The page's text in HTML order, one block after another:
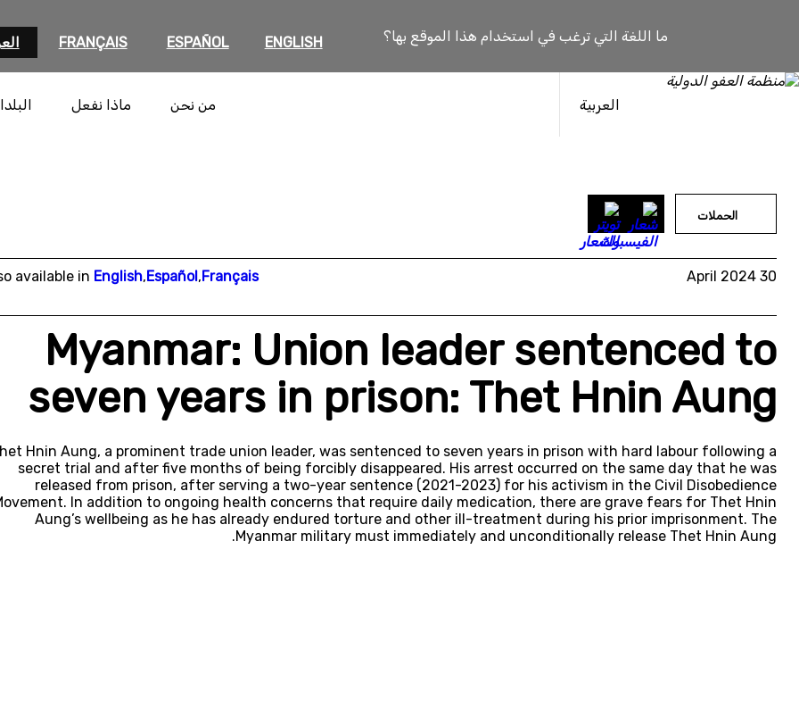
ما اللغة التي ترغب في استخدام هذا الموقع بها؟ ENGLISH
ESPAÑOL
FRANÇAIS
العربية من نحن ماذا نفعل
الحملات
30 April 2024
available in English,Español,Français
Myanmar: Union leader sentenced to
seven years in prison: Thet Hnin Aung
Hnin Aung, a prominent trade union leader, was sentenced to seven years in prison with hard labour following a
secret trial and after five months of being forcibly disappeared. His arrest occurred on the same day that he was
released from prison, after serving a two-year sentence (2021-2023) for his activism in the Civil Disobedience
In addition to ongoing health concerns that require daily medication, there are grave fears for Thet Hnin
Aung’s wellbeing as he has already endured torture and other ill-treatment during his prior imprisonment. The
Myanmar military must immediately and unconditionally release Thet Hnin Aung.